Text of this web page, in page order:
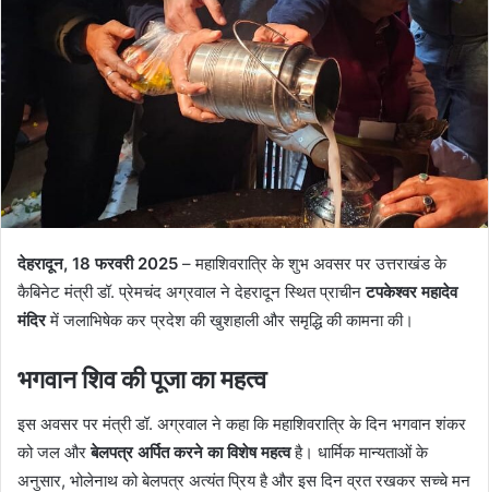
देहरादून, 18 फरवरी 2025 – महाशिवरात्रि के शुभ अवसर पर उत्तराखंड के
कैबिनेट मंत्री डॉ. प्रेमचंद अग्रवाल ने देहरादून स्थित प्राचीनटपकेश्वर महादेव
मंदिरमें जलाभिषेक कर प्रदेश की खुशहाली और समृद्धि की कामना की।
भगवान शिव की पूजा का महत्व
इस अवसर पर मंत्री डॉ. अग्रवाल ने कहा कि महाशिवरात्रि के दिन भगवान शंकर
को जल औरबेलपत्र अर्पित करने का विशेष महत्वहै। धार्मिक मान्यताओं के
अनुसार, भोलेनाथ को बेलपत्र अत्यंत प्रिय है और इस दिन व्रत रखकर सच्चे मन